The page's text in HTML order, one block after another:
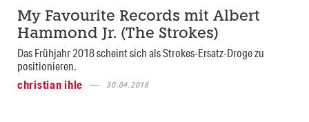
My Favourite Records mit Albert
Hammond Jr. (The Strokes)
Das Frühjahr 2018 scheint sich als Strokes-Ersatz-Droge zu
positionieren.
christian ihle
30.04.2018